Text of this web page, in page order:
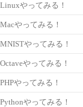
Linuxやってみる！
Macやってみる！
MNISTやってみる！
Octaveやってみる！
PHPやってみる！
Pythonやってみる！